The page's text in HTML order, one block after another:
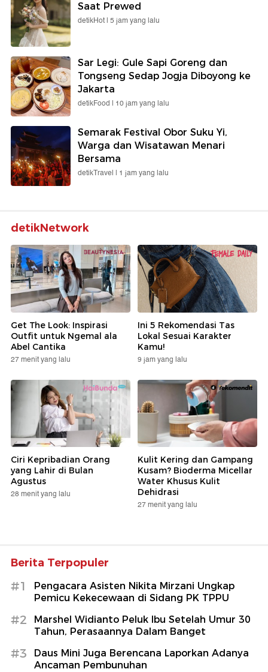
Saat Prewed
detikHot | 5 jam yang lalu
Sar Legi: Gule Sapi Goreng dan
Tongseng Sedap Jogja Diboyong ke
Jakarta
detikFood | 10 jam yang lalu
Semarak Festival Obor Suku Yi,
Warga dan Wisatawan Menari
Bersama
detikTravel | 1 jam yang lalu
detikNetwork
Get The Look: Inspirasi
Outfit untuk Ngemal ala
Abel Cantika
27 menit yang lalu
Ini 5 Rekomendasi Tas
Lokal Sesuai Karakter
Kamu!
9 jam yang lalu
Ciri Kepribadian Orang
yang Lahir di Bulan
Agustus
28 menit yang lalu
Kulit Kering dan Gampang
Kusam? Bioderma Micellar
Water Khusus Kulit
Dehidrasi
27 menit yang lalu
Berita Terpopuler
#1
Pengacara Asisten Nikita Mirzani Ungkap
Pemicu Kekecewaan di Sidang PK TPPU
#2
Marshel Widianto Peluk Ibu Setelah Umur 30
Tahun, Perasaannya Dalam Banget
#3
Daus Mini Juga Berencana Laporkan Adanya
Ancaman Pembunuhan